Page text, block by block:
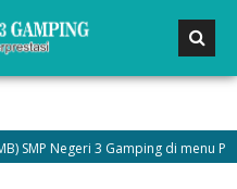
Negeri 3 Gamping di menu